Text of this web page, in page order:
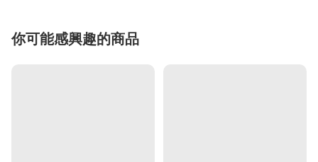
你可能感興趣的商品